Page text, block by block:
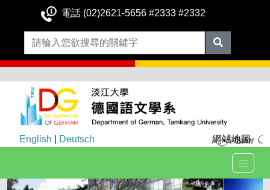
電話 (02)2621-5656 #2333 #2332
English Deutsch 網站地圖